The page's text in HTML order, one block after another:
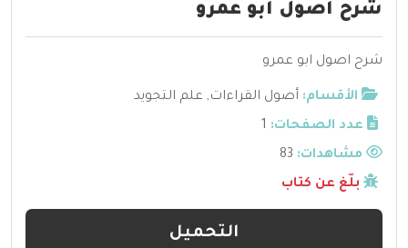
شرح اصول ابو عمرو
شرح اصول ابو عمرو
الأقسام: أصول القراءات, علم التجويد
عدد الصفحات: 1
مشاهدات:
بلّغ عن كتاب
التحميل